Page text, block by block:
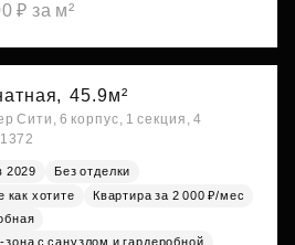
₽ за м²
45.9м²
Сити, 6 корпус, 1 секция, 4
2029
Без отделки
как хотите
Квартира за 2 000 ₽/мес
с санузлом и гардеробной